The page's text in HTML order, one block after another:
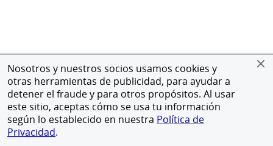
Nosotros y nuestros socios usamos cookies y
otras herramientas de publicidad, para ayudar a
detener el fraude y para otros propósitos. Al usar
este sitio, aceptas cómo se usa tu información
según lo establecido en nuestra Política de
Privacidad.